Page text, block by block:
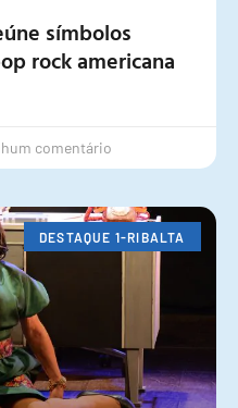
símbolos
rock americana
comentário
DESTAQUE 1-RIBALTA